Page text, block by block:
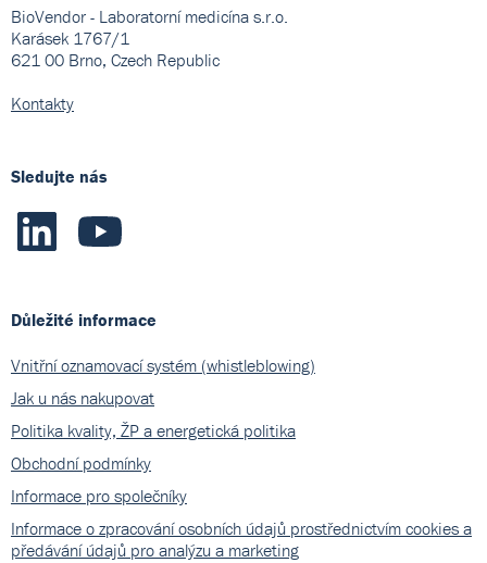
BioVendor - Laboratorní medicína s.r.o.
Karásek 1767/1
621 00 Brno, Czech Republic
Kontakty
Sledujte nás
Důležité informace
Vnitřní oznamovací systém (whistleblowing)
Jak u nás nakupovat
Politika kvality, ŽP a energetická politika
Obchodní podmínky
Informace pro společníky
Informace o zpracování osobních údajů prostřednictvím cookies a
předávání údajů pro analýzu a marketing